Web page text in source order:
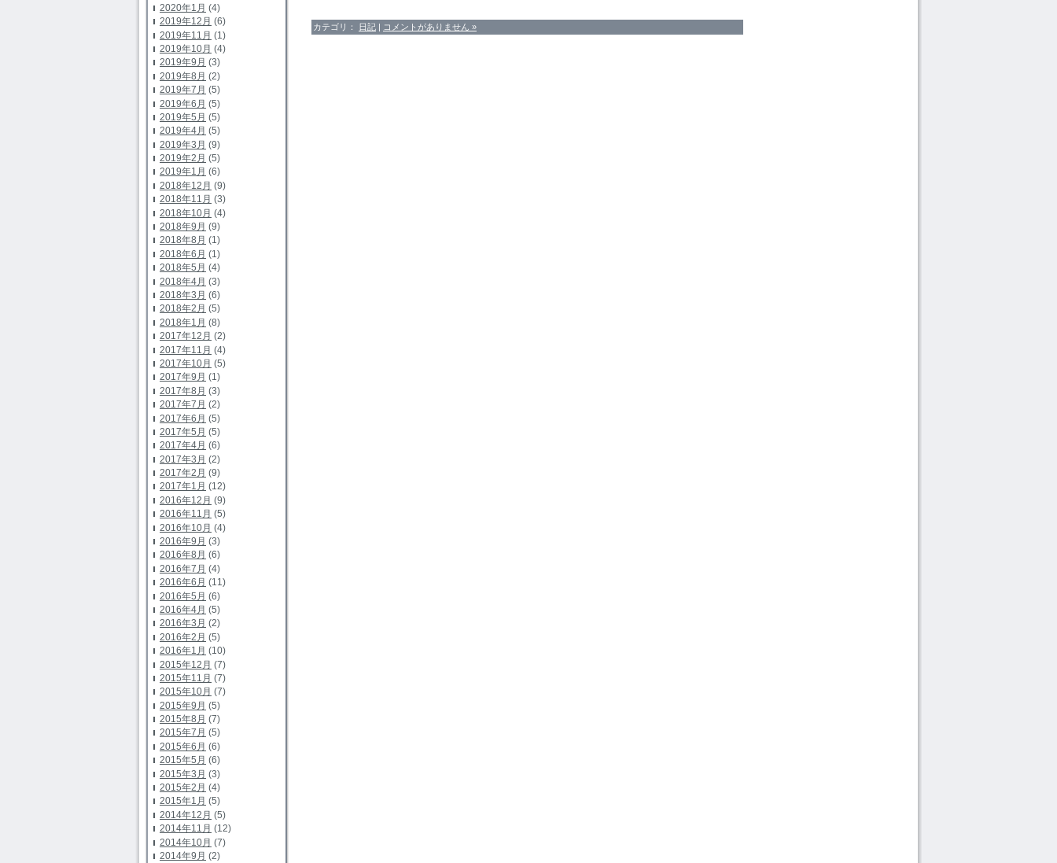
2020年1月 (4)
2019年12月 (6)
2019年11月 (1)
2019年10月 (4)
2019年9月 (3)
2019年8月 (2)
2019年7月 (5)
2019年6月 (5)
2019年5月 (5)
2019年4月 (5)
2019年3月 (9)
2019年2月 (5)
2019年1月 (6)
2018年12月 (9)
2018年11月 (3)
2018年10月 (4)
2018年9月 (9)
2018年8月 (1)
2018年6月 (1)
2018年5月 (4)
2018年4月 (3)
2018年3月 (6)
2018年2月 (5)
2018年1月 (8)
2017年12月 (2)
2017年11月 (4)
2017年10月 (5)
2017年9月 (1)
2017年8月 (3)
2017年7月 (2)
2017年6月 (5)
2017年5月 (5)
2017年4月 (6)
2017年3月 (2)
2017年2月 (9)
2017年1月 (12)
2016年12月 (9)
2016年11月 (5)
2016年10月 (4)
2016年9月 (3)
2016年8月 (6)
2016年7月 (4)
2016年6月 (11)
2016年5月 (6)
2016年4月 (5)
2016年3月 (2)
2016年2月 (5)
2016年1月 (10)
2015年12月 (7)
2015年11月 (7)
2015年10月 (7)
2015年9月 (5)
2015年8月 (7)
2015年7月 (5)
2015年6月 (6)
2015年5月 (6)
2015年3月 (3)
2015年2月 (4)
2015年1月 (5)
2014年12月 (5)
2014年11月 (12)
2014年10月 (7)
2014年9月 (2)
カテゴリ： 日記 コメントがありません »